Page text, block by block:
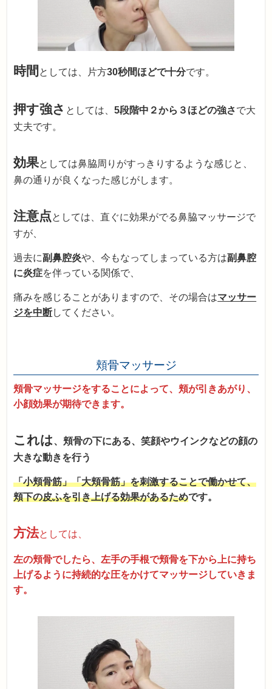
時間 としては、片方30秒間ほどで十分です。
押す強さ としては、5段階中２から３ほどの強さで大
丈夫です。
効果としては鼻脇周りがすっきりするような感じと、
鼻の通りが良くなった感じがします。
注意点としては、直ぐに効果がでる鼻脇マッサージで
すが、
過去に副鼻腔炎や、今もなってしまっている方は副鼻腔
に炎症を伴っている関係で、
痛みを感じることがありますので、その場合はマッサー
ジを中断してください。
頬骨マッサージ
頬骨マッサージをすることによって、頬が引きあがり、
小顔効果が期待できます。
これは、頬骨の下にある、笑顔やウインクなどの顔の
大きな動きを行う
「小頬骨筋」「大頬骨筋」を刺激することで働かせて、
頬下の皮ふを引き上げる効果があるためです。
方法としては、
左の頬骨でしたら、左手の手根で頬骨を下から上に持ち
上げるように持続的な圧をかけてマッサージしていきま
す。